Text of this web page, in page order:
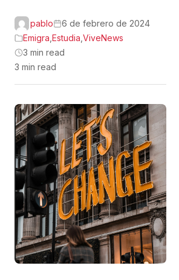
pablo
6 de febrero de 2024
Emigra Estudia ViveNews
3 min read
3 min read